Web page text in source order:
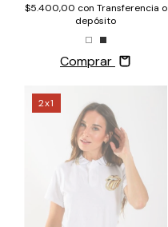
$5.400,00 con Transferencia o
depósito
Comprar
2x1